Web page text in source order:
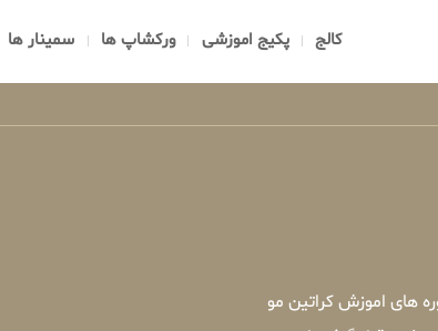
کالج پکیج اموزشی ورکشاپ ها سمینار ها
های اموزش کراتین مو